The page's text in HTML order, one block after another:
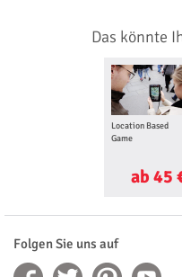
Das könnte
Location Based
Game
ab 45
Folgen Sie uns auf